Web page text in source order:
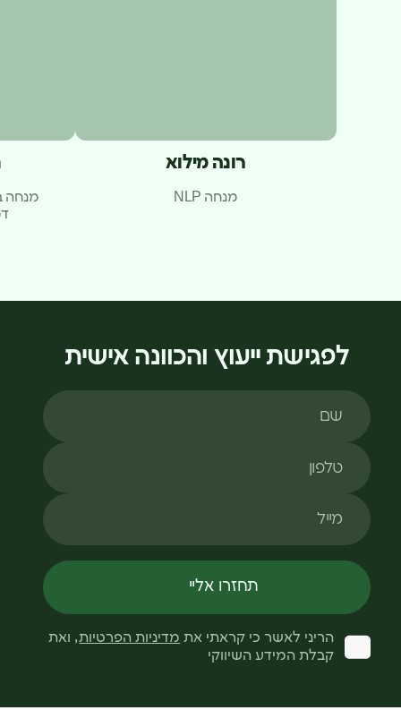
רונה מילוא
מנחה NLP
מנחה
לפגישת ייעוץ והכוונה אישית
שם
טלפון
מייל
תחזרו אליי
הריני לאשר כי קראתי את מדיניות הפרטיות, ואת
קבלת המידע השיווקי